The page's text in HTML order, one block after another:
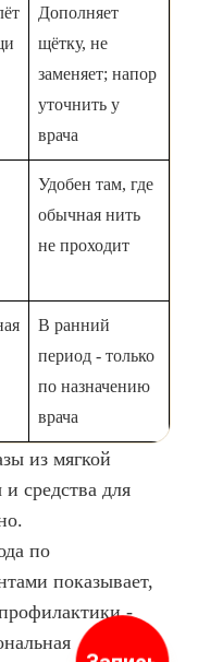
Дополняет
щётку, не
заменяет; напор
уточнить у
врача
Удобен там, где
обычная нить
не проходит
В ранний
период - только
по назначению
врача
из мягкой
средства для
по
показывает,
-